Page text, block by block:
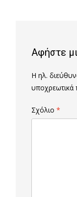
Αφήστε
Η ηλ.
υποχρεωτικά
Σχόλιο *